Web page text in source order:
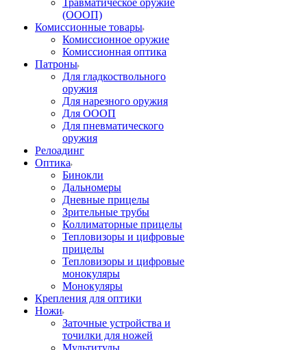
Травматическое оружие
(ОООП)
Комиссионные товары
Комиссионное оружие
Комиссионная оптика
Патроны
Для гладкоствольного
оружия
Для нарезного оружия
Для ОООП
Для пневматического
оружия
Релоадинг
Оптика
Бинокли
Дальномеры
Дневные прицелы
Зрительные трубы
Коллиматорные прицелы
Тепловизоры и цифровые
прицелы
Тепловизоры и цифровые
монокуляры
Монокуляры
Крепления для оптики
Ножи
Заточные устройства и
точилки для ножей
Мультитулы